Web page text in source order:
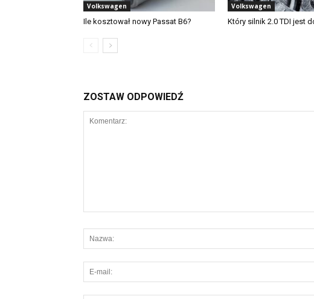
Volkswagen
Ile kosztował nowy Passat B6?
Volkswagen
Który silnik 2.0 TDI jest
ZOSTAW ODPOWIEDŹ